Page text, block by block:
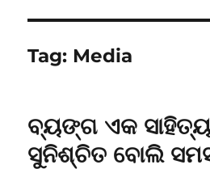
Tag: Media
ବ୍ୟଙ୍ଗ ଏକ
ସୁନିଶ୍ଚିତ ବୋଲି